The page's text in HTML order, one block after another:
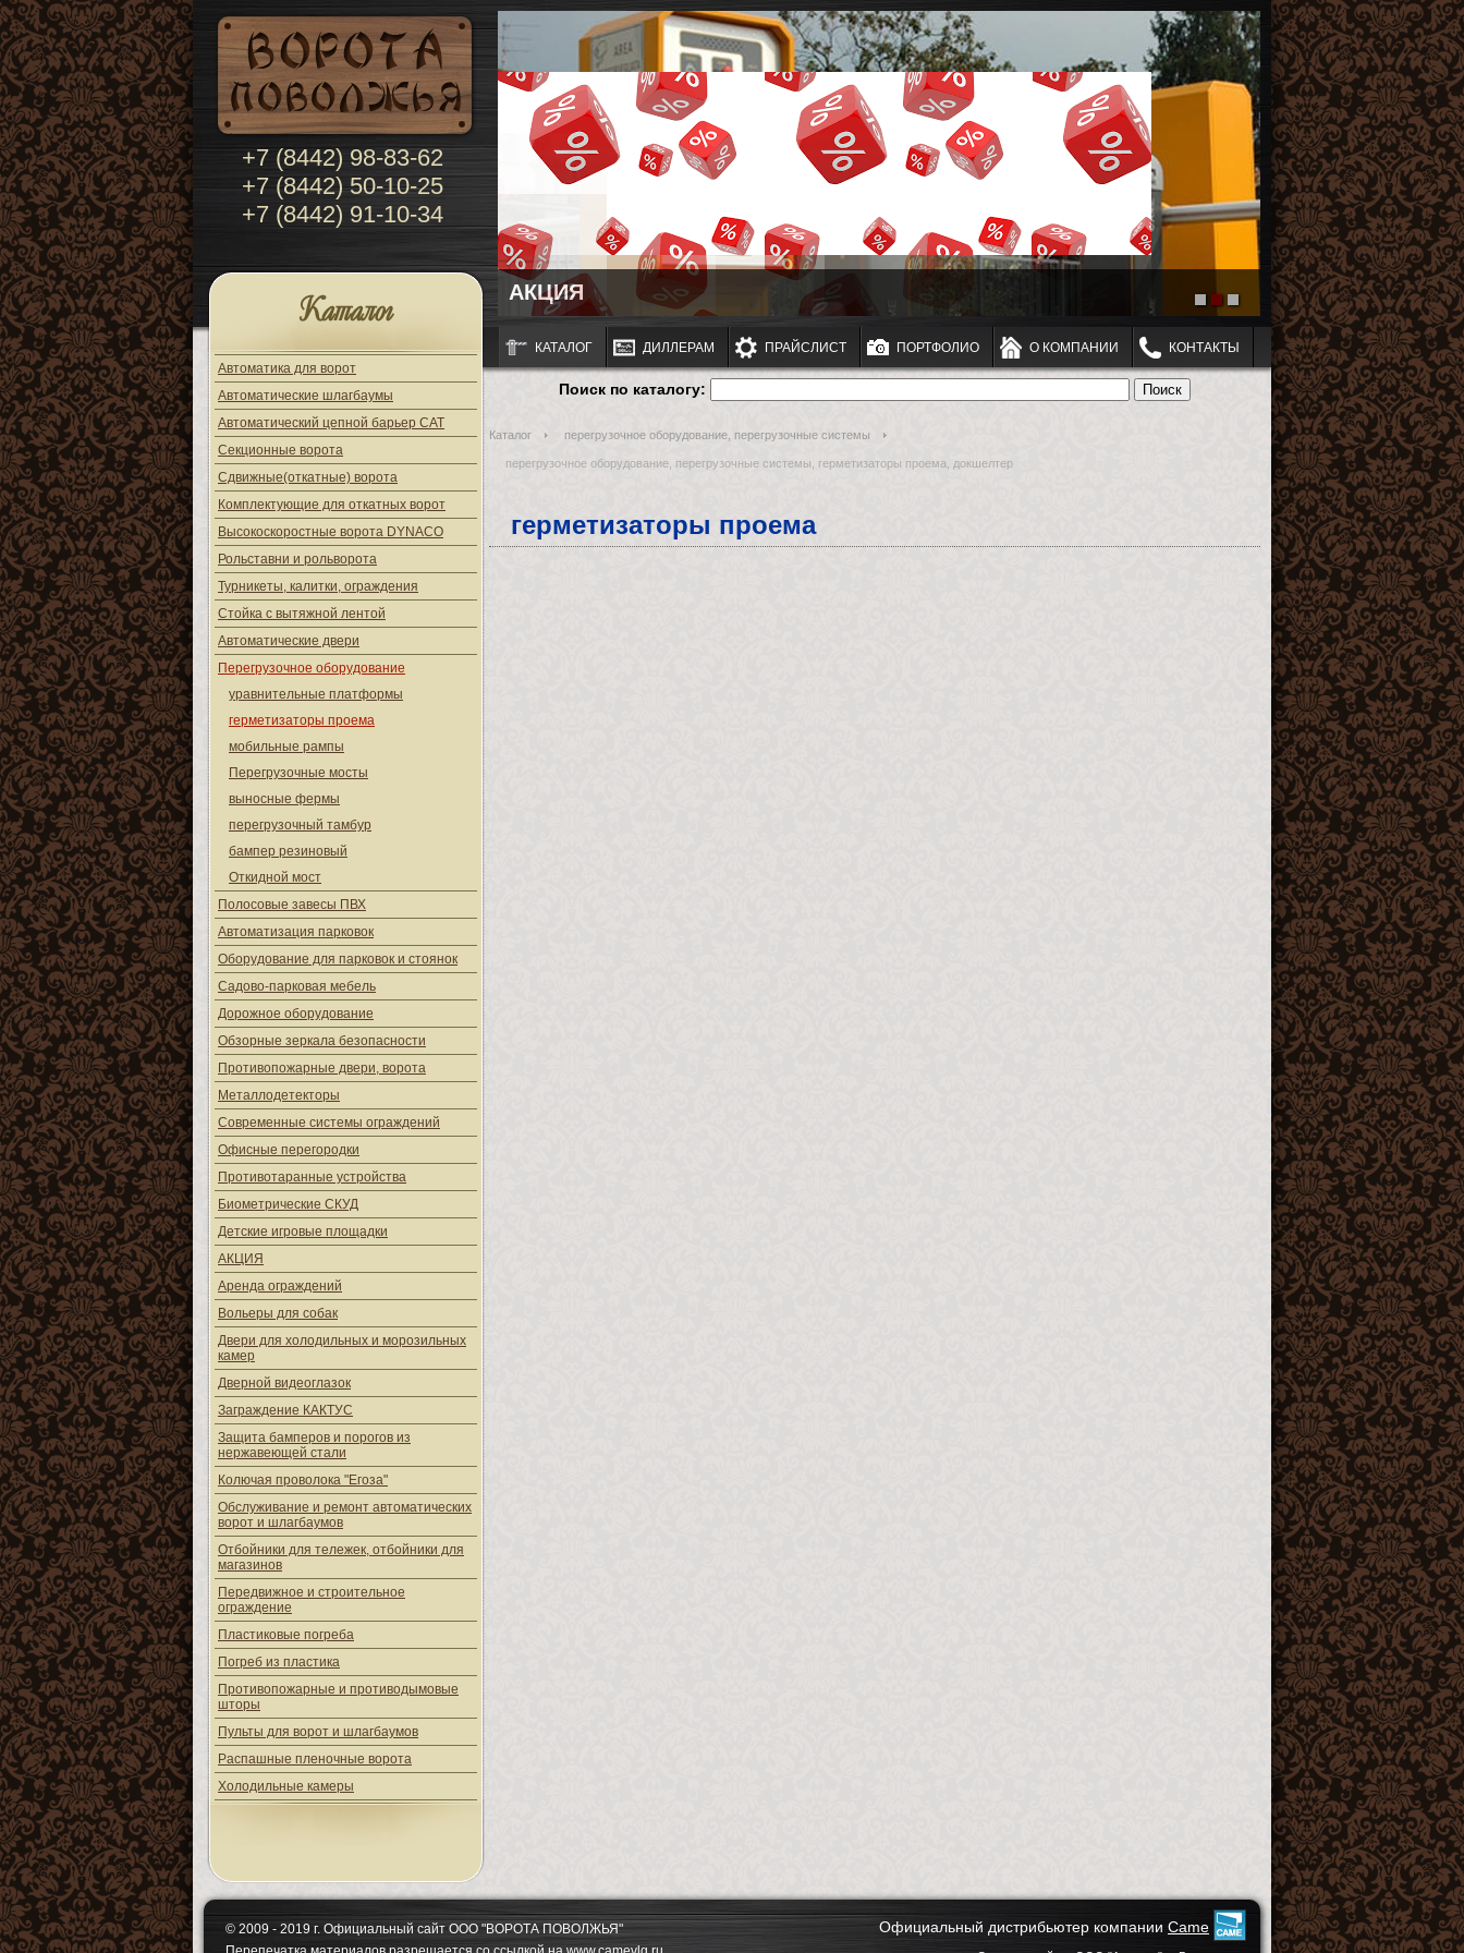
+7 (8442) 98-83-62
+7 (8442) 50-10-25
+7 (8442) 91-10-34
АКЦИЯ
Каталог
Автоматика для ворот
Автоматические шлагбаумы
Автоматический цепной барьер CAT
Секционные ворота
Сдвижные(откатные) ворота
Комплектующие для откатных ворот
Высокоскоростные ворота DYNACO
Рольставни и рольворота
Турникеты, калитки, ограждения
Стойка с вытяжной лентой
Автоматические двери
Перегрузочное оборудование
уравнительные платформы
герметизаторы проема
мобильные рампы
Перегрузочные мосты
выносные фермы
перегрузочный тамбур
бампер резиновый
Откидной мост
Полосовые завесы ПВХ
Автоматизация парковок
Оборудование для парковок и стоянок
Садово-парковая мебель
Дорожное оборудование
Обзорные зеркала безопасности
Противопожарные двери, ворота
Металлодетекторы
Современные системы ограждений
Офисные перегородки
Противотаранные устройства
Биометрические СКУД
Детские игровые площадки
АКЦИЯ
Аренда ограждений
Вольеры для собак
Двери для холодильных и морозильных
камер
Дверной видеоглазок
Заграждение КАКТУС
Защита бамперов и порогов из
нержавеющей стали
Колючая проволока "Егоза"
Обслуживание и ремонт автоматических
ворот и шлагбаумов
Отбойники для тележек, отбойники для
магазинов
Передвижное и строительное
ограждение
Пластиковые погреба
Погреб из пластика
Противопожарные и противодымовые
шторы
Пульты для ворот и шлагбаумов
Распашные пленочные ворота
Холодильные камеры
КАТАЛОГ ДИЛЛЕРАМ ПРАЙСЛИСТ ПОРТФОЛИО О КОМПАНИИ КОНТАКТЫ
Поиск по каталогу:
Каталог перегрузочное оборудование, перегрузочные системы
перегрузочное оборудование, перегрузочные системы, герметизаторы проема, докшелтер
герметизаторы проема
© 2009 - 2019 г. Официальный сайт ООО "ВОРОТА ПОВОЛЖЬЯ"
Официальный дистрибьютер компании Came